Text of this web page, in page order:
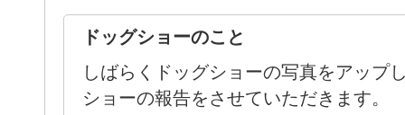
ドッグショーのこと
しばらくドッグショーの写真をアップ
ショーの報告をさせていただきます。